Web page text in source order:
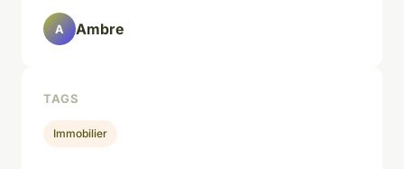
A Ambre
TAGS
Immobilier